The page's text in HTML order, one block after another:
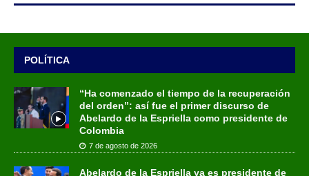
POLÍTICA
“Ha comenzado el tiempo de la recuperación
del orden”: así fue el primer discurso de
Abelardo de la Espriella como presidente de
Colombia
7 de agosto de 2026
Abelardo de la Espriella ya es presidente de